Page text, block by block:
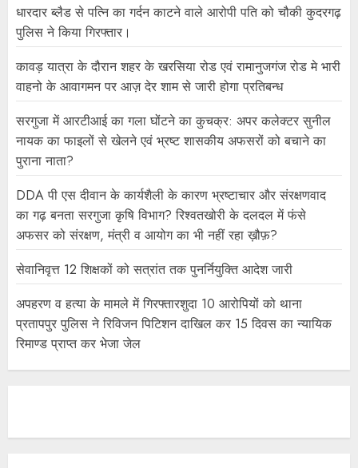
धारदार ब्लैड से पत्नि का गर्दन काटने वाले आरोपी पति को चौकी कुदरगढ़
पुलिस ने किया गिरफ्तार।
कावड़ यात्रा के दौरान शहर के खरसिया रोड एवं रामानुजगंज रोड मे भारी
वाहनो के आवागमन पर आज़ देर शाम से जारी होगा प्रतिबन्ध
सरगुजा में आरटीआई का गला घोंटने का कुचक्र: अपर कलेक्टर सुनील
नायक का फाइलों से खेलने एवं भ्रष्ट शासकीय अफसरों को बचाने का
पुराना नाता?
DDA पी एस दीवान के कार्यशैली के कारण भ्रष्टाचार और संरक्षणवाद
का गढ़ बनता सरगुजा कृषि विभाग? रिश्वतखोरी के दलदल में फंसे
अफसर को संरक्षण, मंत्री व आयोग का भी नहीं रहा ख़ौफ़?
सेवानिवृत्त 12 शिक्षकों को सत्रांत तक पुनर्नियुक्ति आदेश जारी
अपहरण व हत्या के मामले में गिरफ्तारशुदा 10 आरोपियों को थाना
प्रतापपुर पुलिस ने रिविजन पिटिशन दाखिल कर 15 दिवस का न्यायिक
रिमाण्ड प्राप्त कर भेजा जेल